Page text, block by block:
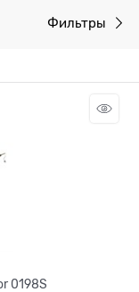
Фильтры
0198S